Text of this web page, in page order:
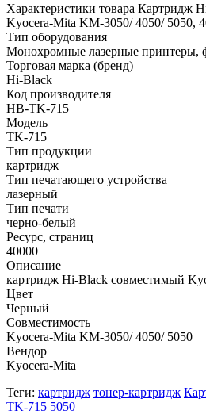
Характеристики товара Картридж
Kyocera-Mita KM-3050/ 4050/ 5050,
Тип оборудования
Монохромные лазерные
Торговая марка (бренд)
Hi-Black
Код производителя
HB-TK-715
Модель
TK-715
Тип продукции
картридж
Тип печатающего устройства
лазерный
Тип печати
черно-белый
Ресурс, страниц
40000
Описание
картридж Hi-Black совместимый
Цвет
Черный
Совместимость
Kyocera-Mita KM-3050/ 4050/ 5050
Вендор
Kyocera-Mita
Теги: картридж тонер-картридж
TK-715 5050